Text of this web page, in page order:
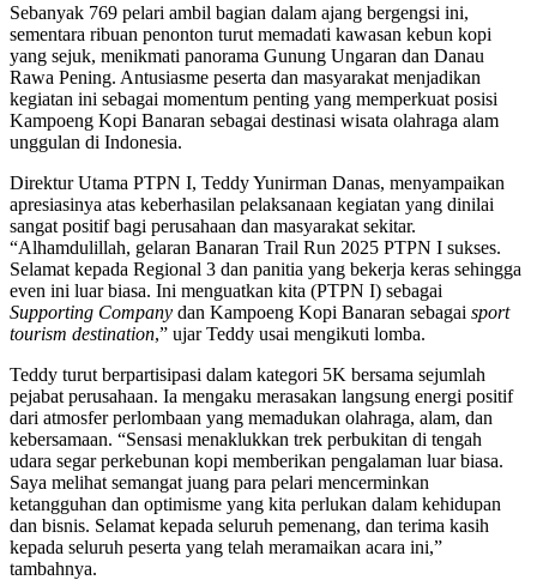
Sebanyak 769 pelari ambil bagian dalam ajang bergengsi ini,
sementara ribuan penonton turut memadati kawasan kebun kopi
yang sejuk, menikmati panorama Gunung Ungaran dan Danau
Rawa Pening. Antusiasme peserta dan masyarakat menjadikan
kegiatan ini sebagai momentum penting yang memperkuat posisi
Kampoeng Kopi Banaran sebagai destinasi wisata olahraga alam
unggulan di Indonesia.
Direktur Utama PTPN I, Teddy Yunirman Danas, menyampaikan
apresiasinya atas keberhasilan pelaksanaan kegiatan yang dinilai
sangat positif bagi perusahaan dan masyarakat sekitar.
“Alhamdulillah, gelaran Banaran Trail Run 2025 PTPN I sukses.
Selamat kepada Regional 3 dan panitia yang bekerja keras sehingga
even ini luar biasa. Ini menguatkan kita (PTPN I) sebagai
Supporting Company dan Kampoeng Kopi Banaran sebagai sport
tourism destination,” ujar Teddy usai mengikuti lomba.
Teddy turut berpartisipasi dalam kategori 5K bersama sejumlah
pejabat perusahaan. Ia mengaku merasakan langsung energi positif
dari atmosfer perlombaan yang memadukan olahraga, alam, dan
kebersamaan. “Sensasi menaklukkan trek perbukitan di tengah
udara segar perkebunan kopi memberikan pengalaman luar biasa.
Saya melihat semangat juang para pelari mencerminkan
ketangguhan dan optimisme yang kita perlukan dalam kehidupan
dan bisnis. Selamat kepada seluruh pemenang, dan terima kasih
kepada seluruh peserta yang telah meramaikan acara ini,”
tambahnya.